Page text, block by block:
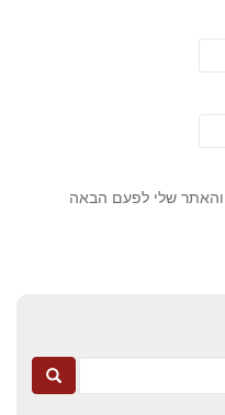
שלי לפעם הבאה